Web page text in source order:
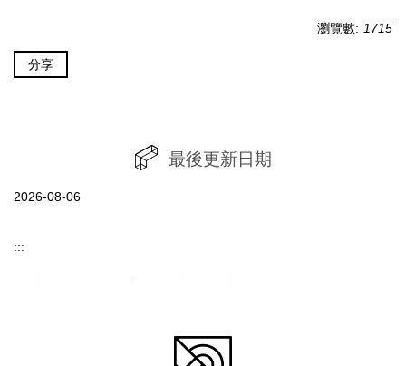
瀏覽數: 1715
分享
最後更新日期
2026-08-06
:::